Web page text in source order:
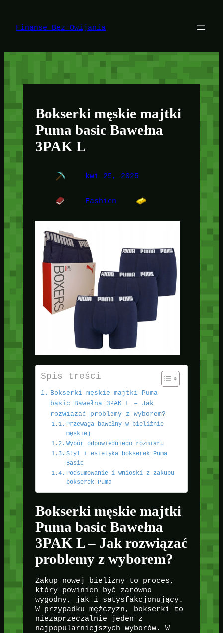
treści
Finanse Bez Owijania
Bokserki męskie majtki
Puma basic Bawełna
3PAK L
kwi 25, 2025
Fashion
Spis treści
Bokserki męskie majtki Puma
basic Bawełna 3PAK L – Jak
rozwiązać problemy z wyborem?
Przewaga bawełny w bieliźnie
męskiej
Wybór odpowiedniego rozmiaru
Styl i estetyka bokserek Puma
Basic
Podsumowanie i wnioski z zakupu
bokserek Puma
Bokserki męskie majtki
Puma basic Bawełna
3PAK L – Jak rozwiązać
problemy z wyborem?
Zakup nowej bielizny to proces,
który powinien być zarówno
wygodny, jak i satysfakcjonujący.
W przypadku mężczyzn, bokserki to
niezaprzeczalnie jeden z
najpopularniejszych wyborów. W